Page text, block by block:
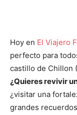
Hoy en El Viajero
perfecto para
castillo de Chillon
¿Quieres revivir
¿visitar una
grandes